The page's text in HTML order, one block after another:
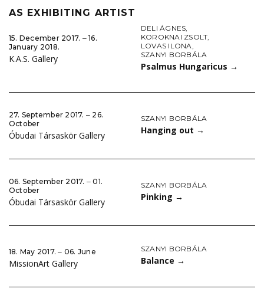
AS EXHIBITING ARTIST
15. December 2017. ‒ 16.
January 2018.
K.A.S. Gallery
DELI ÁGNES,
KOROKNAI ZSOLT,
LOVAS ILONA,
SZANYI BORBÁLA
Psalmus Hungaricus →
27. September 2017. ‒ 26.
October
Óbudai Társaskör Gallery
SZANYI BORBÁLA
Hanging out →
06. September 2017. ‒ 01.
October
Óbudai Társaskör Gallery
SZANYI BORBÁLA
Pinking →
18. May 2017. ‒ 06. June
MissionArt Gallery
SZANYI BORBÁLA
Balance →